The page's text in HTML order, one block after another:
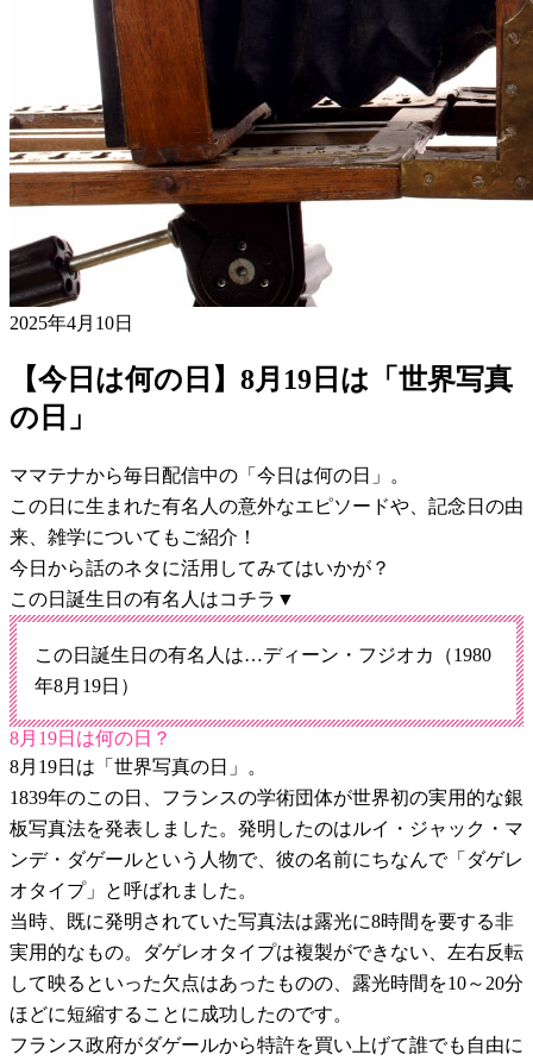
2025年4月10日
【今日は何の日】8月19日は「世界写真
の日」
ママテナから毎日配信中の「今日は何の日」。
この日に生まれた有名人の意外なエピソードや、記念日の由
来、雑学についてもご紹介！
今日から話のネタに活用してみてはいかが？
この日誕生日の有名人はコチラ▼
この日誕生日の有名人は…ディーン・フジオカ（1980
年8月19日）
8月19日は何の日？
8月19日は「世界写真の日」。
1839年のこの日、フランスの学術団体が世界初の実用的な銀
板写真法を発表しました。発明したのはルイ・ジャック・マ
ンデ・ダゲールという人物で、彼の名前にちなんで「ダゲレ
オタイプ」と呼ばれました。
当時、既に発明されていた写真法は露光に8時間を要する非
実用的なもの。ダゲレオタイプは複製ができない、左右反転
して映るといった欠点はあったものの、露光時間を10～20分
ほどに短縮することに成功したのです。
フランス政府がダゲールから特許を買い上げて誰でも自由に